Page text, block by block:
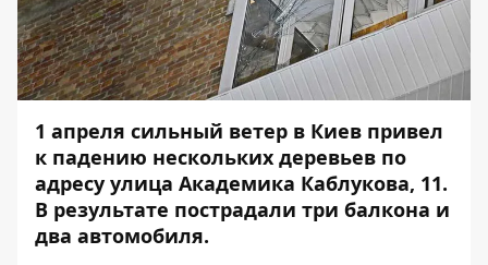
1 апреля сильный ветер в Киев привел
к падению нескольких деревьев по
адресу улица Академика Каблукова, 11.
В результате пострадали три балкона и
два автомобиля.